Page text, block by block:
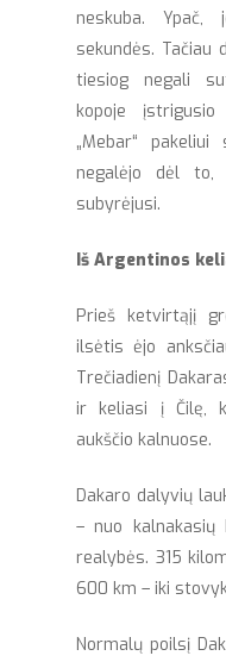
neskuba. Ypač,
sekundės. Tačiau
tiesiog negali
kopoje įstrigusio
„Mebar“
negalėjo dėl
subyrėjusi.
Iš Argentinos
Prieš ketvirtąjį
ilsėtis ėjo
Trečiadienį
ir keliasi į Čilę,
aukščio kalnuose.
Dakaro dalyvių
– nuo kalnakasių
realybės. 315
600 km – iki
Normalų poilsį